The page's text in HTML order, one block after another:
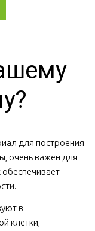
для построения
очень важен для
обеспечивает
в
клетки,